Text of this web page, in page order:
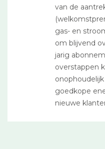
van de
gas- en
om blijvend
jarig
overstappen
goedkope
nieuwe